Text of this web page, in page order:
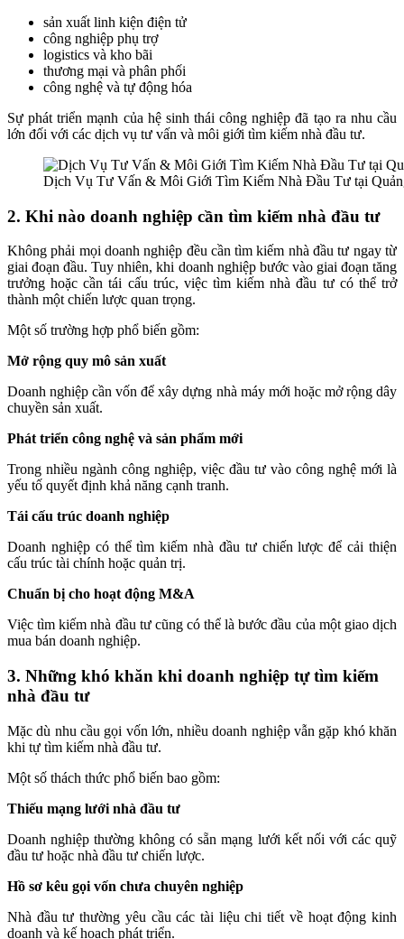
sản xuất linh kiện điện tử
công nghiệp phụ trợ
logistics và kho bãi
thương mại và phân phối
công nghệ và tự động hóa
Sự phát triển mạnh của hệ sinh thái công nghiệp đã tạo ra nhu cầu
lớn đối với các dịch vụ tư vấn và môi giới tìm kiếm nhà đầu tư.
Dịch Vụ Tư Vấn & Môi Giới Tìm Kiếm Nhà Đầu Tư tại
2. Khi nào doanh nghiệp cần tìm kiếm nhà đầu tư
Không phải mọi doanh nghiệp đều cần tìm kiếm nhà đầu tư ngay từ
giai đoạn đầu. Tuy nhiên, khi doanh nghiệp bước vào giai đoạn tăng
trưởng hoặc cần tái cấu trúc, việc tìm kiếm nhà đầu tư có thể trở
thành một chiến lược quan trọng.
Một số trường hợp phổ biến gồm:
Mở rộng quy mô sản xuất
Doanh nghiệp cần vốn để xây dựng nhà máy mới hoặc mở rộng dây
chuyền sản xuất.
Phát triển công nghệ và sản phẩm mới
Trong nhiều ngành công nghiệp, việc đầu tư vào công nghệ mới là
yếu tố quyết định khả năng cạnh tranh.
Tái cấu trúc doanh nghiệp
Doanh nghiệp có thể tìm kiếm nhà đầu tư chiến lược để cải thiện
cấu trúc tài chính hoặc quản trị.
Chuẩn bị cho hoạt động M&A
Việc tìm kiếm nhà đầu tư cũng có thể là bước đầu của một giao dịch
mua bán doanh nghiệp.
3. Những khó khăn khi doanh nghiệp tự tìm kiếm
nhà đầu tư
Mặc dù nhu cầu gọi vốn lớn, nhiều doanh nghiệp vẫn gặp khó khăn
khi tự tìm kiếm nhà đầu tư.
Một số thách thức phổ biến bao gồm:
Thiếu mạng lưới nhà đầu tư
Doanh nghiệp thường không có sẵn mạng lưới kết nối với các quỹ
đầu tư hoặc nhà đầu tư chiến lược.
Hồ sơ kêu gọi vốn chưa chuyên nghiệp
Nhà đầu tư thường yêu cầu các tài liệu chi tiết về hoạt động kinh
doanh và kế hoạch phát triển.